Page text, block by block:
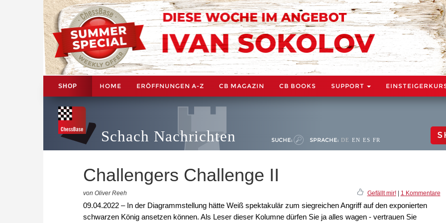
SHOP HOME ERÖFFNUNGEN A-Z CB MAGAZIN CB BOOKS SUPPORT
Schach Nachrichten SUCHE: SPRACHE: DE EN ES FR
Challengers Challenge II
von Oliver Reeh Gefällt mir!| 1 Kommentare
09.04.2022 – In der Diagrammstellung hätte Weiß spektakulär zum siegreichen Angriff auf den exponierten
schwarzen König ansetzen können. Als Leser dieser Kolumne dürfen Sie ja alles wagen - vertrauen Sie